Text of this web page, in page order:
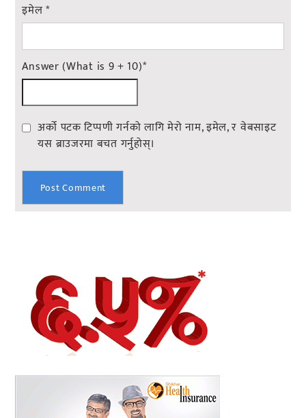
इमेल*
Answer (What is 9 + 10)*
अर्को पटक टिप्पणी गर्नको लागि मेरो नाम, इमेल, र वेबसाइट
यस ब्राउजरमा बचत गर्नुहोस्।